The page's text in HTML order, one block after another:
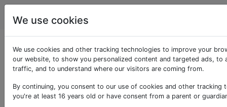
Webmaster
Das Sitemap-
Paradoxon
We use cookies
We use cookies and other tracking technologies to improve your
our website, to show you personalized content and targeted ads, to
traffic, and to understand where our visitors are coming from.
By continuing, you consent to our use of cookies and other tracking
you're at least 16 years old or have consent from a parent or